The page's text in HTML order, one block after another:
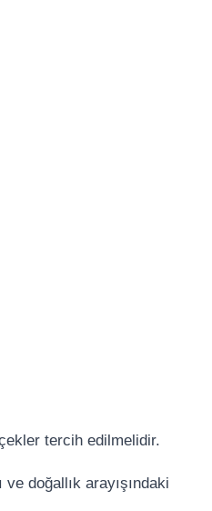
tercih edilmelidir.
doğallık arayışındaki